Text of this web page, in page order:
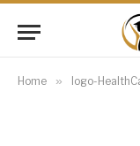
Home » logo-